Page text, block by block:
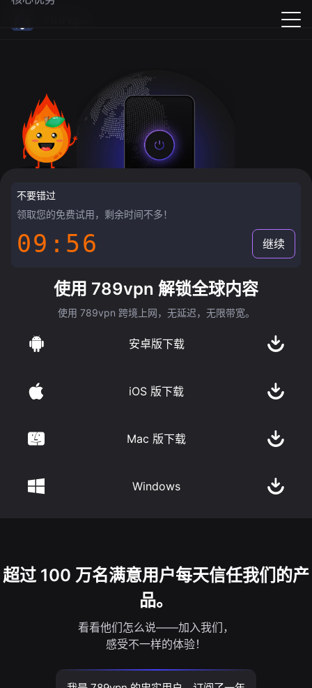
不要错过
领取您的免费试用，剩余时间不多！
09:55 继续
使用 789vpn 解锁全球内容
使用 789vpn 跨境上网，无延迟，无限带宽。
安卓版下载
iOS 版下载
Mac 版下载
Windows
超过 100 万名满意用户每天信任我们的产
品。
看看他们怎么说——加入我们，
感受不一样的体验！